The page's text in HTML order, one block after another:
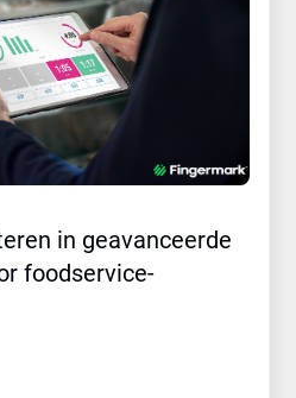
in geavanceerde
foodservice-